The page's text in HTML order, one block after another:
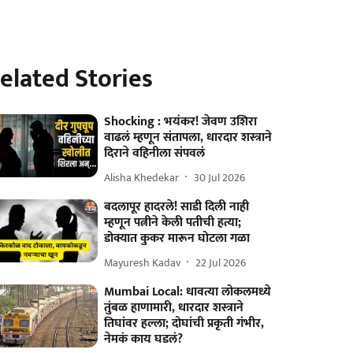
Stories
Shocking : भयंकर! जेवण उशिरा
वाढलं म्हणून संतापला, धारदार शस्त्राने
दिराने वहिनीला संपवलं
Alisha Khedekar 30 Jul 2026
बदलापूर हादरले! साडी दिली नाही
म्हणून पत्नीने केली पतीची हत्या;
डोक्यात कुकर मारून घोटला गळा
Mayuresh Kadav 22 Jul 2026
Mumbai Local: धावत्या लोकलमध्ये
तुंबळ हाणामारी, धारदार शस्त्राने
तिघांवर हल्ला; दोघांची प्रकृती गंभीर,
नेमकं काय घडलं?